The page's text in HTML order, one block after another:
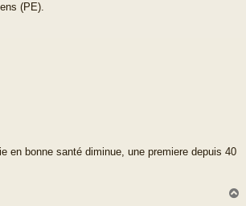
(PE).
en bonne santé diminue, une premiere depuis 40